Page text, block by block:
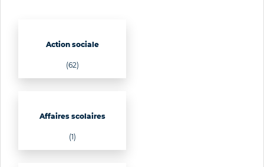
Action sociale
(62)
Affaires scolaires
(1)